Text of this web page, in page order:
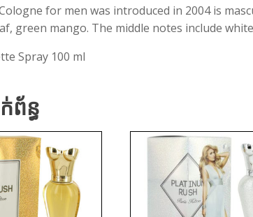
for men was introduced in 2004 is
green mango. The middle notes include
Spray 100 ml
ន្ធ